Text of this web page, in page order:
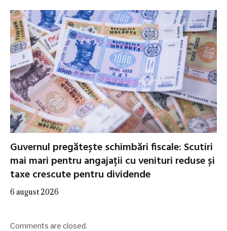
Guvernul pregătește schimbări fiscale: Scutiri
mai mari pentru angajații cu venituri reduse și
taxe crescute pentru dividende
6 august 2026
Comments are closed.